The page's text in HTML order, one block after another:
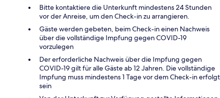
Bitte kontaktiere die Unterkunft mindestens 24 Stunden
vor der Anreise, um den Check-in zu arrangieren.
Gäste werden gebeten, beim Check-in einen Nachweis
über die vollständige Impfung gegen COVID-19
vorzulegen
Der erforderliche Nachweis über die Impfung gegen
COVID-19 gilt für alle Gäste ab 12 Jahren. Die vollständige
Impfung muss mindestens 1 Tage vor dem Check-in erfolgt
sein